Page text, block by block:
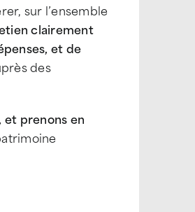
sur l’ensemble
clairement
et de
des
prenons en